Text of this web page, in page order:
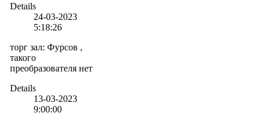
Details
24-03-2023
5:18:26
торг зал: Фурсов ,
такого
преобразователя нет
Details
13-03-2023
9:00:00